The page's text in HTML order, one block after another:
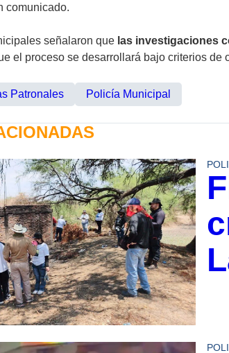
comunicado.
señalaron que las investigaciones
el proceso se desarrollará bajo criterios
Patronales Policía Municipal